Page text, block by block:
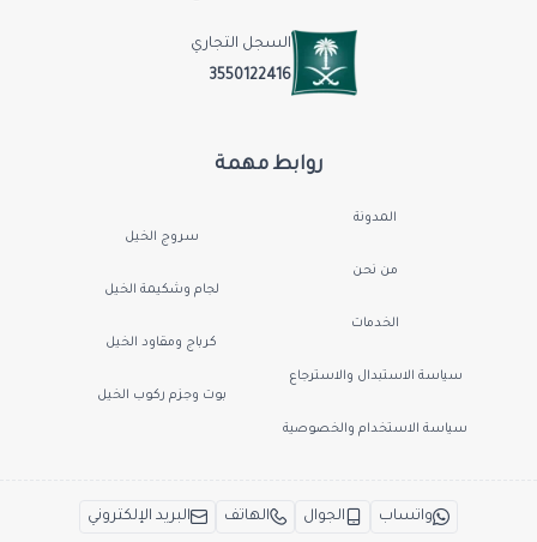
روابط مهمة
المدونة
من نحن
الخدمات
سياسة الاستبدال والاسترجاع
سياسة الاستخدام والخصوصية
سروج الخيل
لجام وشكيمة الخيل
كرباج ومقاود الخيل
بوت وجزم ركوب الخيل
السجل التجاري
3550122416
واتساب الجوال الهاتف البريد الإلكتروني